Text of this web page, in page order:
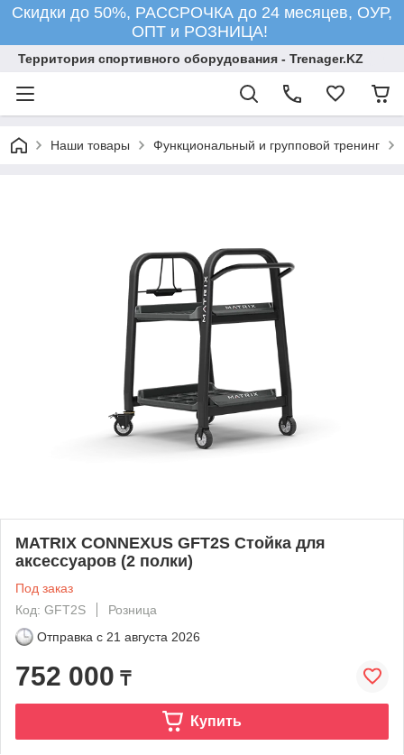
Скидки до 50%, РАССРОЧКА до 24 месяцев, ОУР,
ОПТ и РОЗНИЦА!
Территория спортивного оборудования - Trenager.KZ
Наши товары Функциональный и групповой тренинг
MATRIX CONNEXUS GFT2S Стойка для
аксессуаров (2 полки)
Под заказ
Код: GFT2S
Розница
Отправка с 21 августа 2026
752 000 ₸
Купить